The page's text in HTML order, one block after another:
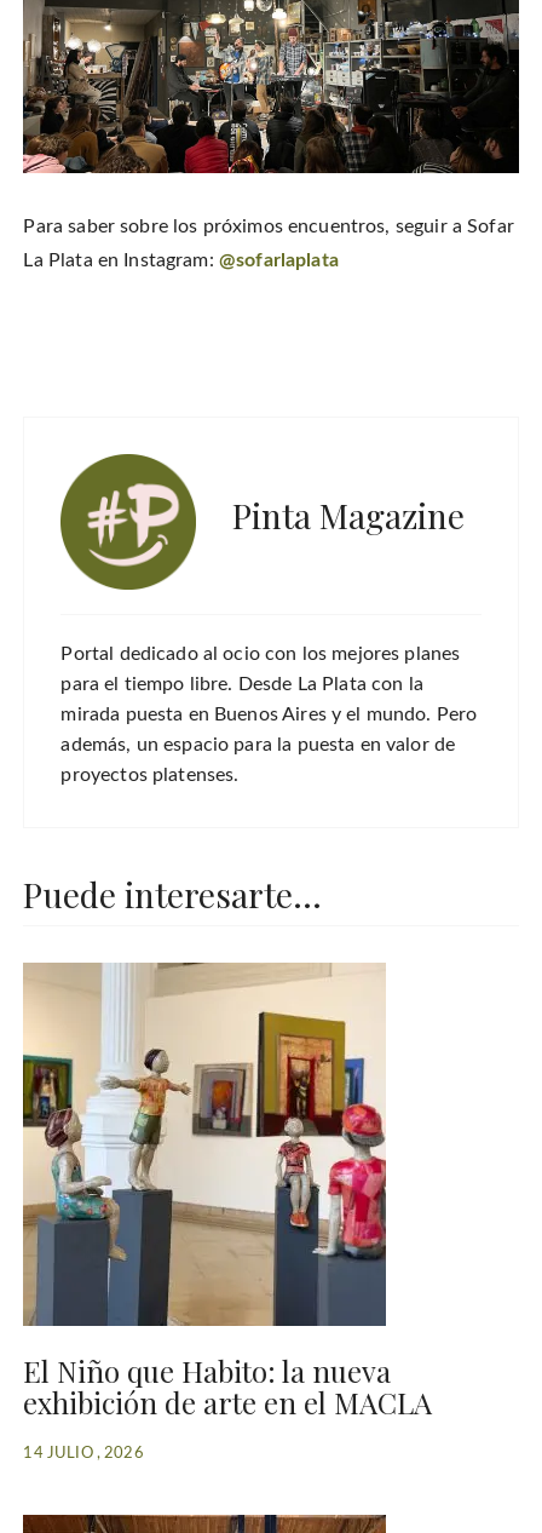
Para saber sobre los próximos encuentros, seguir a Sofar
La Plata en Instagram: @sofarlaplata
Pinta Magazine
Portal dedicado al ocio con los mejores planes
para el tiempo libre. Desde La Plata con la
mirada puesta en Buenos Aires y el mundo. Pero
además, un espacio para la puesta en valor de
proyectos platenses.
Puede interesarte...
El Niño que Habito: la nueva
exhibición de arte en el MACLA
14 JULIO , 2026